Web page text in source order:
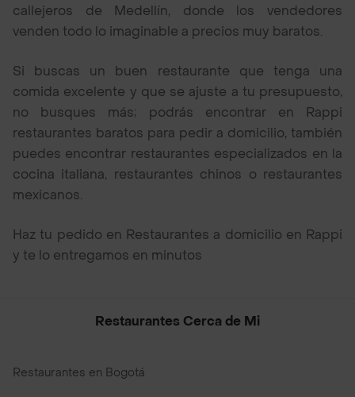
callejeros de Medellín, donde los vendedores
venden todo lo imaginable a precios muy baratos.
Si buscas un buen restaurante que tenga una
comida excelente y que se ajuste a tu presupuesto,
no busques más; podrás encontrar en Rappi
restaurantes baratos para pedir a domicilio, también
puedes encontrar restaurantes especializados en la
cocina italiana, restaurantes chinos o restaurantes
mexicanos.
Haz tu pedido en Restaurantes a domicilio en Rappi
y te lo entregamos en minutos
Restaurantes Cerca de Mi
Restaurantes en Bogotá